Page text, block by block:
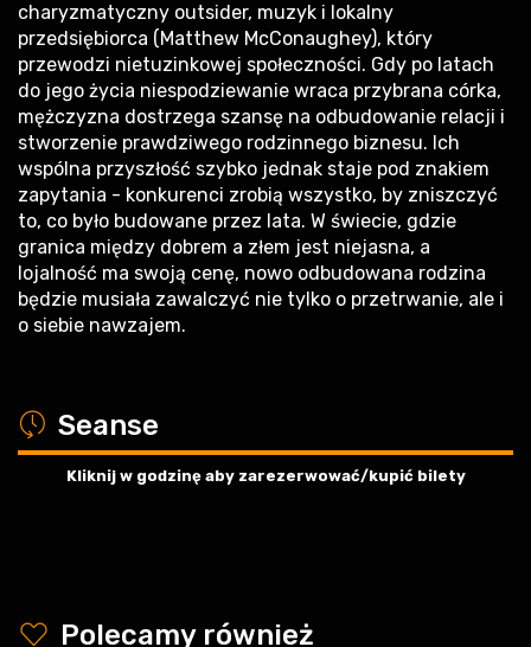
charyzmatyczny outsider, muzyk i lokalny
przedsiębiorca (Matthew McConaughey), który
przewodzi nietuzinkowej społeczności. Gdy po latach
do jego życia niespodziewanie wraca przybrana córka,
mężczyzna dostrzega szansę na odbudowanie relacji i
stworzenie prawdziwego rodzinnego biznesu. Ich
wspólna przyszłość szybko jednak staje pod znakiem
zapytania - konkurenci zrobią wszystko, by zniszczyć
to, co było budowane przez lata. W świecie, gdzie
granica między dobrem a złem jest niejasna, a
lojalność ma swoją cenę, nowo odbudowana rodzina
będzie musiała zawalczyć nie tylko o przetrwanie, ale i
o siebie nawzajem.
a Seanse
Kliknij w godzinę aby zarezerwować/kupić bilety
y Polecamy również